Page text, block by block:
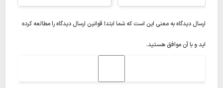
ارسال دیدگاه به معنی این است که شما ابتدا قوانین ارسال دیدگاهرا مطالعه کرده
اید و با آن موافق هستید.